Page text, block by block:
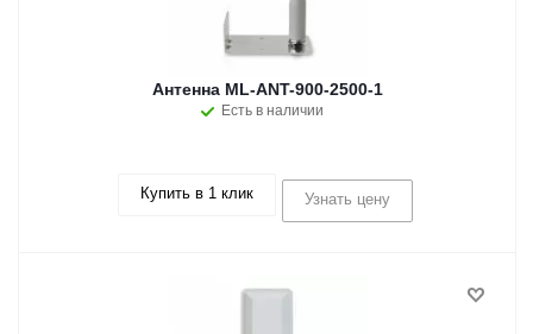
Антенна ML-ANT-900-2500-1
Есть в наличии
Купить в 1 клик Узнать цену